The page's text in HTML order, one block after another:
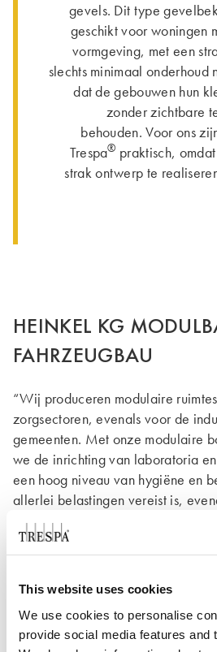
This website uses cookies
We use cookies to personalise
provide social media features and
gevels. Dit type
geschikt voor woningen
vormgeving, met een
slechts minimaal onderhoud
dat de gebouwen hun
zonder zichtbare
behouden. Voor ons
Trespa® praktisch,
strak ontwerp te
HEINKEL KG
FAHRZEUGBAU
“Wij produceren modulaire
zorgsectoren, evenals voor de
gemeenten. Met onze modulaire
we de inrichting van laboratoria
een hoog niveau van hygiëne en
allerlei belastingen vereist is,
onderhoudsvrije gevels die
mechanische belastingen. De
kwaliteitsniveau waren voor ons
beslissing om tot modulair bouwen
de bouwplaats tijdens het
ruimtes minimaliseren. Met name